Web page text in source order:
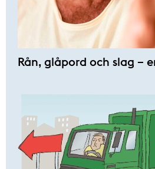
Rån, glåpord och slag –